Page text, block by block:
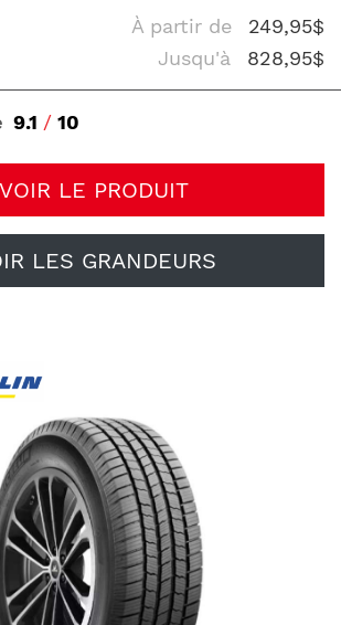
À partir de
249,95$
Jusqu'à
828,95$
9.1 / 10
VOIR LE PRODUIT
LES GRANDEURS